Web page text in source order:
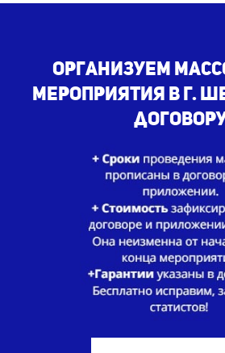
Организуем
мероприятия в г.